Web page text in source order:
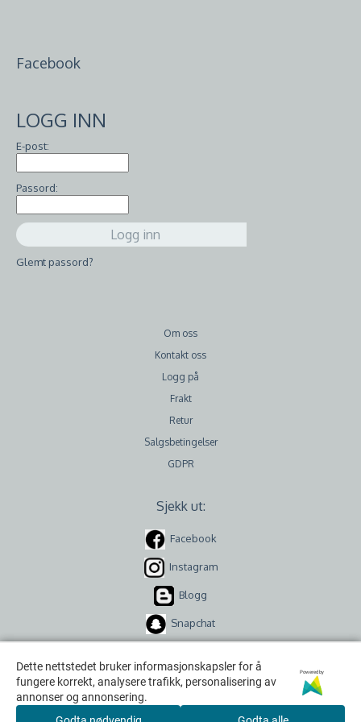
Facebook
LOGG INN
E-post:
Passord:
Glemt passord?
Om oss
Kontakt oss
Logg på
Frakt
Retur
Salgsbetingelser
GDPR
Sjekk ut:
Facebook
Instagram
Blogg
Snapchat
Dette nettstedet bruker informasjonskapsler for å
fungere korrekt, analysere trafikk, personalisering av
annonser og annonsering.
Powered by
Dette nettstedet bruker informasjonskapsler for å
fungere korrekt, analysere trafikk, personalisering av
annonser og annonsering.
Powered by